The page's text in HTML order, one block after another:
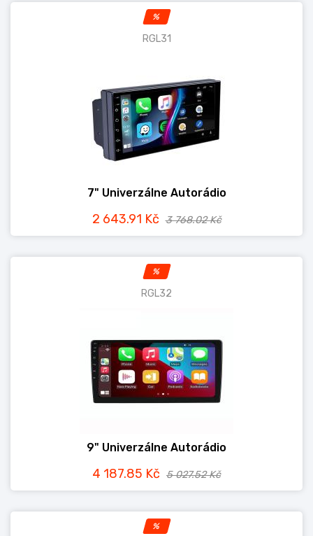
%
RGL31
7" Univerzálne Autorádio
2 643.91 Kč 3 768.02 Kč
%
RGL32
9" Univerzálne Autorádio
4 187.85 Kč 5 027.52 Kč
%